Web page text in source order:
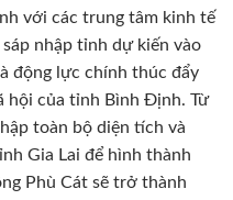
với các trung tâm kinh tế
nhập tỉnh dự kiến vào
động lực chính thúc đẩy
hội của tỉnh Bình Định. Từ
toàn bộ diện tích và
Gia Lai để hình thành
Phù Cát sẽ trở thành